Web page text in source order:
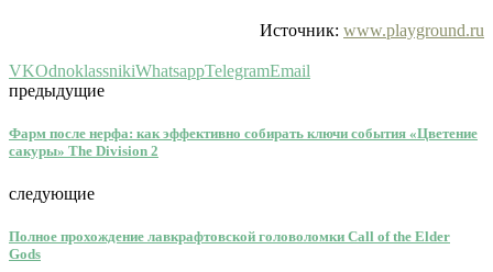
Источник: www.playground.ru
VKOdnoklassnikiWhatsappTelegramEmail
предыдущие
Фарм после нерфа: как эффективно собирать ключи события «Цветение
сакуры» The Division 2
следующие
Полное прохождение лавкрафтовской головоломки Call of the Elder
Gods